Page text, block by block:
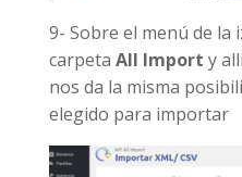
9- Sobre el menú de la
carpeta All Import y
nos da la misma
elegido para importar